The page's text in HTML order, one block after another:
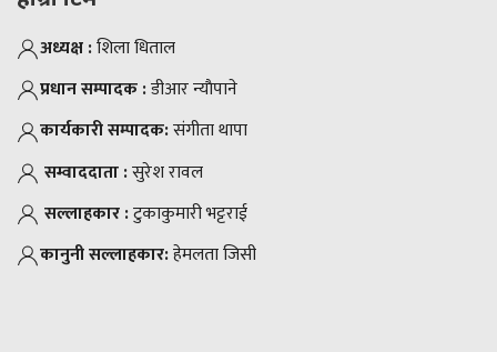
अध्यक्ष :शिला धिताल
प्रधान सम्पादक :डीआर न्याैपाने
कार्यकारी सम्पादक:संगीता थापा
सम्वाददाता :सुरेश रावल
सल्लाहकार :टुकाकुमारी भट्टराई
कानुनी सल्लाहकार:हेमलता जिसी